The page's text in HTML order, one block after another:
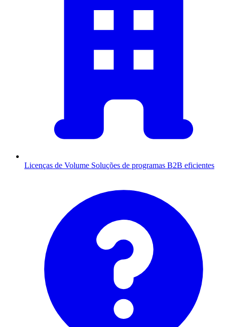
Licenças de Volume Soluções de programas B2B eficientes